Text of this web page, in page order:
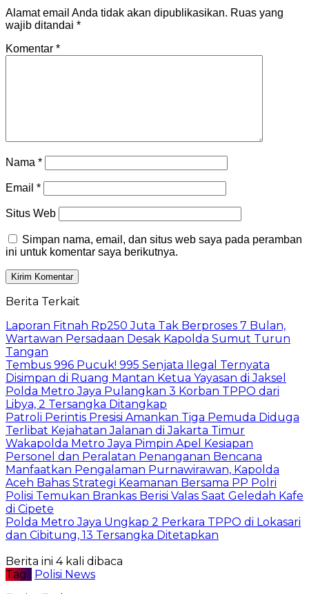
Alamat email Anda tidak akan dipublikasikan. Ruas yang
wajib ditandai *
Komentar *
Nama *
Email *
Situs Web
Simpan nama, email, dan situs web saya pada peramban
ini untuk komentar saya berikutnya.
Berita Terkait
Laporan Fitnah Rp250 Juta Tak Berproses 7 Bulan,
Wartawan Persadaan Desak Kapolda Sumut Turun
Tangan
Tembus 996 Pucuk! 995 Senjata Ilegal Ternyata
Disimpan di Ruang Mantan Ketua Yayasan di Jaksel
Polda Metro Jaya Pulangkan 3 Korban TPPO dari
Libya, 2 Tersangka Ditangkap
Patroli Perintis Presisi Amankan Tiga Pemuda Diduga
Terlibat Kejahatan Jalanan di Jakarta Timur
Wakapolda Metro Jaya Pimpin Apel Kesiapan
Personel dan Peralatan Penanganan Bencana
Manfaatkan Pengalaman Purnawirawan, Kapolda
Aceh Bahas Strategi Keamanan Bersama PP Polri
Polisi Temukan Brankas Berisi Valas Saat Geledah Kafe
di Cipete
Polda Metro Jaya Ungkap 2 Perkara TPPO di Lokasari
dan Cibitung, 13 Tersangka Ditetapkan
Berita ini 4 kali dibaca
Tag : Polisi News